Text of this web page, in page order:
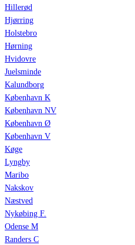
Hillerød
Hjørring
Holstebro
Hørning
Hvidovre
Juelsminde
Kalundborg
København K
København NV
København Ø
København V
Køge
Lyngby
Maribo
Nakskov
Næstved
Nykøbing F.
Odense M
Randers C